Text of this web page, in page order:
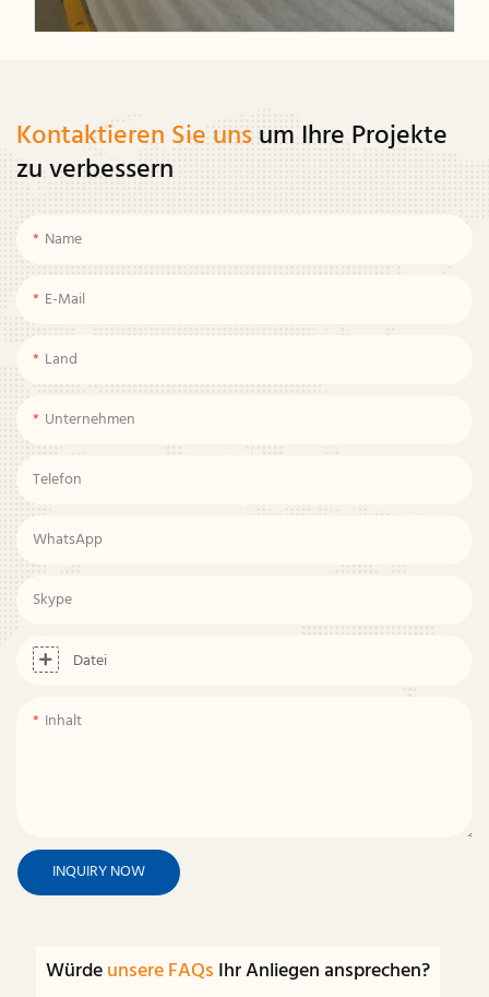
Kontaktieren Sie unsum Ihre Projekte
zu verbessern
Name
E-Mail
Land
Unternehmen
Telefon
WhatsApp
Skype
Datei
Inhalt
INQUIRY NOW
Würdeunsere FAQs Ihr Anliegen ansprechen?